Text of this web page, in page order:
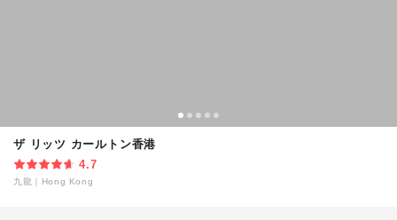
ザ リッツ カールトン香港
4.7
九龍 Hong Kong